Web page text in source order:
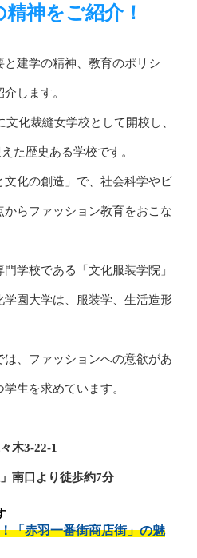
神をご紹介！
と建学の精神、教育のポリシ
します。
化裁縫女学校として開校し、
た歴史ある学校です。
化の創造」で、社会科学やビ
らファッション教育をおこな
学校である「文化服装学院」
園大学は、服装学、生活造形
、ファッションへの意欲があ
生を求めています。
木3-22-1
南口より徒歩約7分
「赤羽一番街商店街」の魅